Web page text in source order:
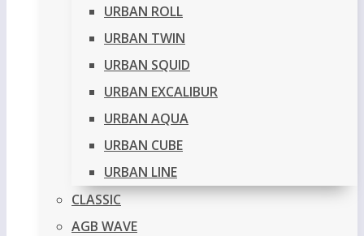
URBAN ROLL
URBAN TWIN
URBAN SQUID
URBAN EXCALIBUR
URBAN AQUA
URBAN CUBE
URBAN LINE
CLASSIC
AGB WAVE